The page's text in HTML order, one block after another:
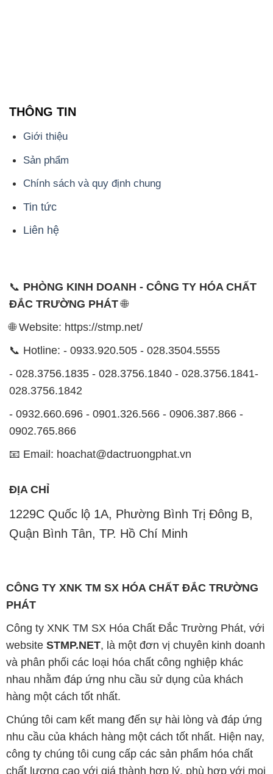
THÔNG TIN
Giới thiệu
Sản phẩm
Chính sách và quy định chung
Tin tức
Liên hệ
📞 PHÒNG KINH DOANH - CÔNG TY HÓA CHẤT
ĐẮC TRƯỜNG PHÁT🌐
🌐 Website: https://stmp.net/
📞 Hotline: - 0933.920.505 - 028.3504.5555
- 028.3756.1835 - 028.3756.1840 - 028.3756.1841-
028.3756.1842
- 0932.660.696 - 0901.326.566 - 0906.387.866 -
0902.765.866
📧 Email: hoachat@dactruongphat.vn
ĐỊA CHỈ
1229C Quốc lộ 1A, Phường Bình Trị Đông B,
Quận Bình Tân, TP. Hồ Chí Minh
CÔNG TY XNK TM SX HÓA CHẤT ĐẮC TRƯỜNG
PHÁT
Công ty XNK TM SX Hóa Chất Đắc Trường Phát, với
website STMP.NET, là một đơn vị chuyên kinh doanh
và phân phối các loại hóa chất công nghiệp khác
nhau nhằm đáp ứng nhu cầu sử dụng của khách
hàng một cách tốt nhất.
Chúng tôi cam kết mang đến sự hài lòng và đáp ứng
nhu cầu của khách hàng một cách tốt nhất. Hiện nay,
công ty chúng tôi cung cấp các sản phẩm hóa chất
chất lượng cao với giá thành hợp lý, phù hợp với mọi